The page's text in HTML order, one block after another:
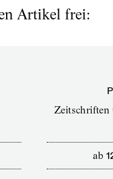
Artikel frei:
Zeitschriften
ab